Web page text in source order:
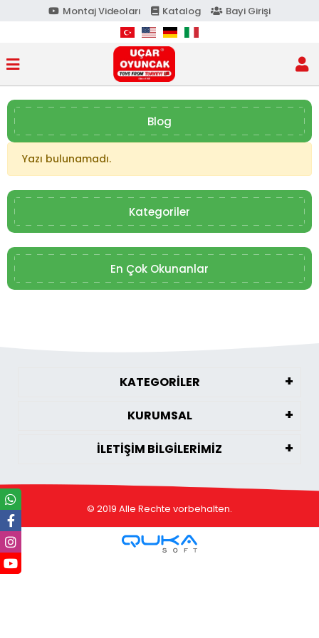
Montaj Videoları Katalog Bayi Girişi
Blog
Yazı bulunamadı.
Kategoriler
En Çok Okunanlar
KATEGORİLER
KURUMSAL
İLETİŞİM BİLGİLERİMİZ
© 2019 Alle Rechte vorbehalten.